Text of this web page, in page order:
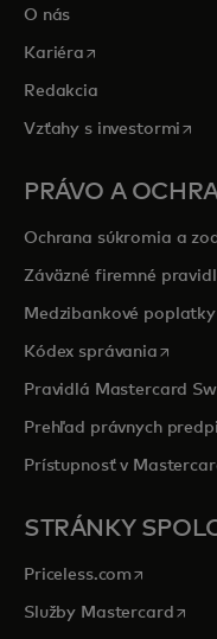
O nás
Kariéra opens in a new
Redakcia
Vzťahy s investormi
PRÁVO A
Ochrana súkromia a
Záväzné firemné
Medzibankové poplatky
Kódex správaniaopens
Pravidlá Mastercard
Prehľad právnych
Prístupnosť v
STRÁNKY
Priceless.com opens in a
Služby Mastercard